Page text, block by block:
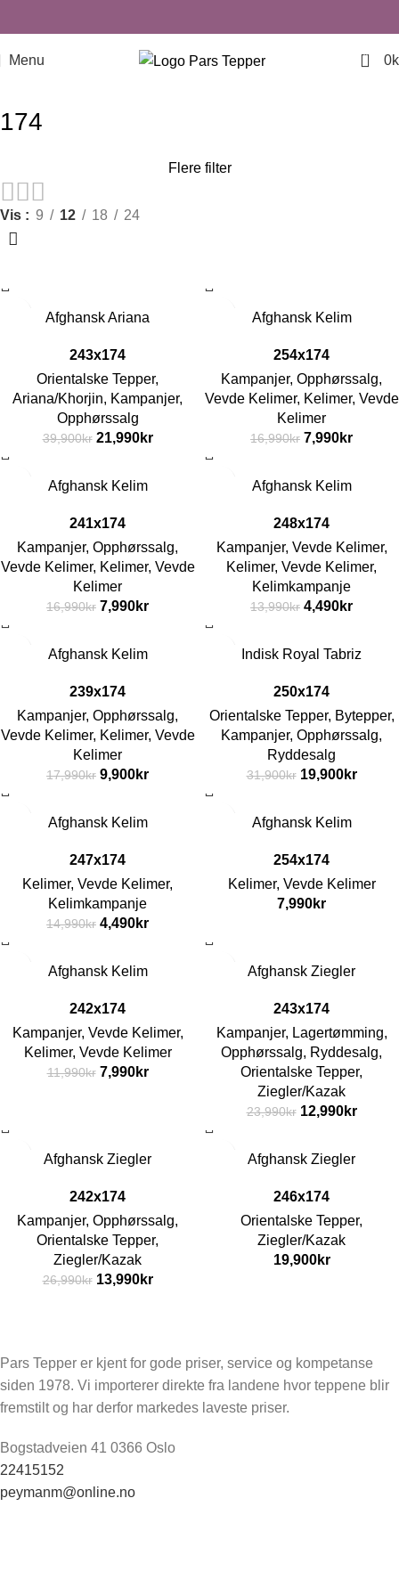
Menu 0 0
174
Flere filter
Vis 9 12 18 24
Afghansk Ariana
243x174
Orientalske Tepper,
Ariana/Khorjin, Kampanjer,
Opphørssalg
39,900kr 21,990kr
Afghansk Kelim
254x174
Kampanjer, Opphørssalg,
Vevde Kelimer, Kelimer, Vevde
Kelimer
16,990kr 7,990kr
Afghansk Kelim
241x174
Kampanjer, Opphørssalg,
Vevde Kelimer, Kelimer, Vevde
Kelimer
16,990kr 7,990kr
Afghansk Kelim
248x174
Kampanjer, Vevde Kelimer,
Kelimer, Vevde Kelimer,
Kelimkampanje
13,990kr 4,490kr
Afghansk Kelim
239x174
Kampanjer, Opphørssalg,
Vevde Kelimer, Kelimer, Vevde
Kelimer
17,990kr 9,900kr
Indisk Royal Tabriz
250x174
Orientalske Tepper, Bytepper,
Kampanjer, Opphørssalg,
Ryddesalg
31,900kr 19,900kr
Afghansk Kelim
247x174
Kelimer, Vevde Kelimer,
Kelimkampanje
14,990kr 4,490kr
Afghansk Kelim
254x174
Kelimer, Vevde Kelimer
7,990kr
Afghansk Kelim
242x174
Kampanjer, Vevde Kelimer,
Kelimer, Vevde Kelimer
11,990kr 7,990kr
Afghansk Ziegler
243x174
Kampanjer, Lagertømming,
Opphørssalg, Ryddesalg,
Orientalske Tepper,
Ziegler/Kazak
23,990kr 12,990kr
Afghansk Ziegler
242x174
Kampanjer, Opphørssalg,
Orientalske Tepper,
Ziegler/Kazak
26,990kr 13,990kr
Afghansk Ziegler
246x174
Orientalske Tepper,
Ziegler/Kazak
19,900kr
Pars Tepper er kjent for gode priser, service og kompetanse
siden 1978. Vi importerer direkte fra landene hvor teppene blir
fremstilt og har derfor markedes laveste priser.
Bogstadveien 41 0366 Oslo
22415152
peymanm@online.no